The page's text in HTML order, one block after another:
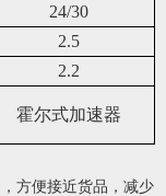
24/30
2.5
2.2
霍尔式加速器
方便接近货品，减少